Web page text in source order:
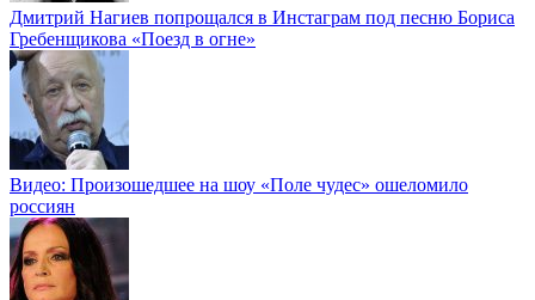
Дмитрий Нагиев попрощался в Инстаграм под песню Бориса
Гребенщикова «Поезд в огне»
Видео: Произошедшее на шоу «Поле чудес» ошеломило
россиян